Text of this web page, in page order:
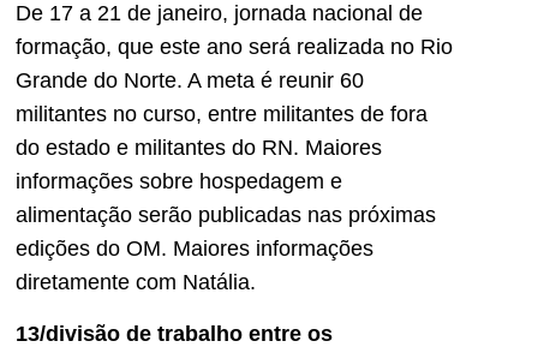
De 17 a 21 de janeiro, jornada nacional de
formação, que este ano será realizada no Rio
Grande do Norte. A meta é reunir 60
militantes no curso, entre militantes de fora
do estado e militantes do RN. Maiores
informações sobre hospedagem e
alimentação serão publicadas nas próximas
edições do OM. Maiores informações
diretamente com Natália.
13/divisão de trabalho entre os